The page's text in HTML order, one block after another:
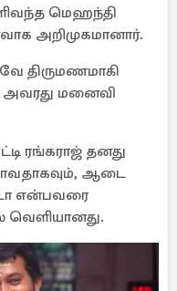
மெஹந்தி
அறிமுகமானார்.
திருமணமாகி
மனைவி
ரங்கராஜ் தனது
ஆடை
என்பவரை
வெளியானது.